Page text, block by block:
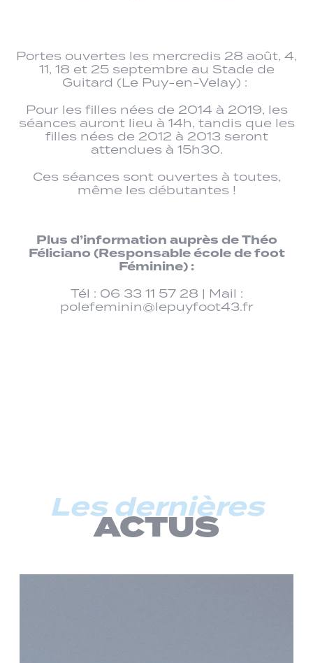
Portes ouvertes les mercredis 28 août, 4,
11, 18 et 25 septembre au Stade de
Guitard (Le Puy-en-Velay) :
Pour les filles nées de 2014 à 2019, les
séances auront lieu à 14h, tandis que les
filles nées de 2012 à 2013 seront
attendues à 15h30.
Ces séances sont ouvertes à toutes,
même les débutantes !
Plus d’information auprès de Théo
Féliciano (Responsable école de foot
Féminine) :
Tél : 06 33 11 57 28 | Mail :
polefeminin@lepuyfoot43.fr
Les dernières
ACTUS